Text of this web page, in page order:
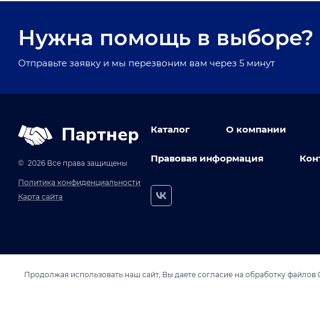
Нужна помощь в выборе?
Отправьте заявку и мы перезвоним вам через 5 минут
Партнер
© 2026 Все права защищены
Политика конфиденциальности
Карта сайта
Каталог О компании
Правовая информация
Продолжая использовать наш сайт, Вы даете согласие на обработку файлов